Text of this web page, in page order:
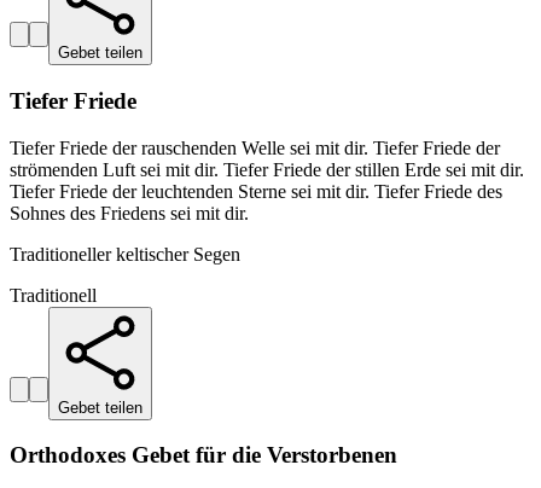
Gebet teilen
Tiefer Friede
Tiefer Friede der rauschenden Welle sei mit dir. Tiefer Friede der
strömenden Luft sei mit dir. Tiefer Friede der stillen Erde sei mit dir.
Tiefer Friede der leuchtenden Sterne sei mit dir. Tiefer Friede des
Sohnes des Friedens sei mit dir.
Traditioneller keltischer Segen
Traditionell
Gebet teilen
Orthodoxes Gebet für die Verstorbenen